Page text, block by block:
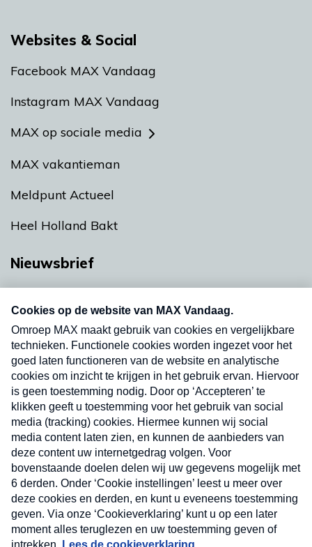
Websites & Social
Facebook MAX Vandaag
Instagram MAX Vandaag
MAX op sociale media
MAX vakantieman
Meldpunt Actueel
Heel Holland Bakt
Nieuwsbrief
Neem hier een gratis abonnement op onze
nieuwsbrief. Elke vrijdag- en dinsdagochtend in
uw mailbox.
Verzend
Nieuwsbrief
Neem hier een gratis abonnement op onze
nieuwsbrief. Elke vrijdag- en dinsdagochtend in uw